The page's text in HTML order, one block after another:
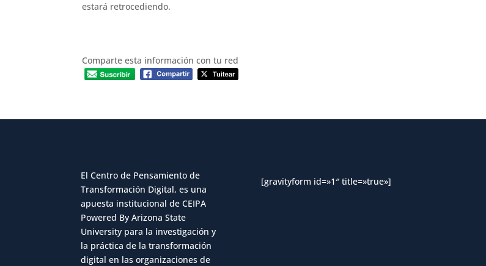
estará retrocediendo.
Comparte esta información con tu red
El Centro de Pensamiento de
Transformación Digital, es una
apuesta institucional de CEIPA
Powered By Arizona State
University para la investigación y
la práctica de la transformación
digital en las organizaciones de
[gravityform id=»1″ title=»true»]